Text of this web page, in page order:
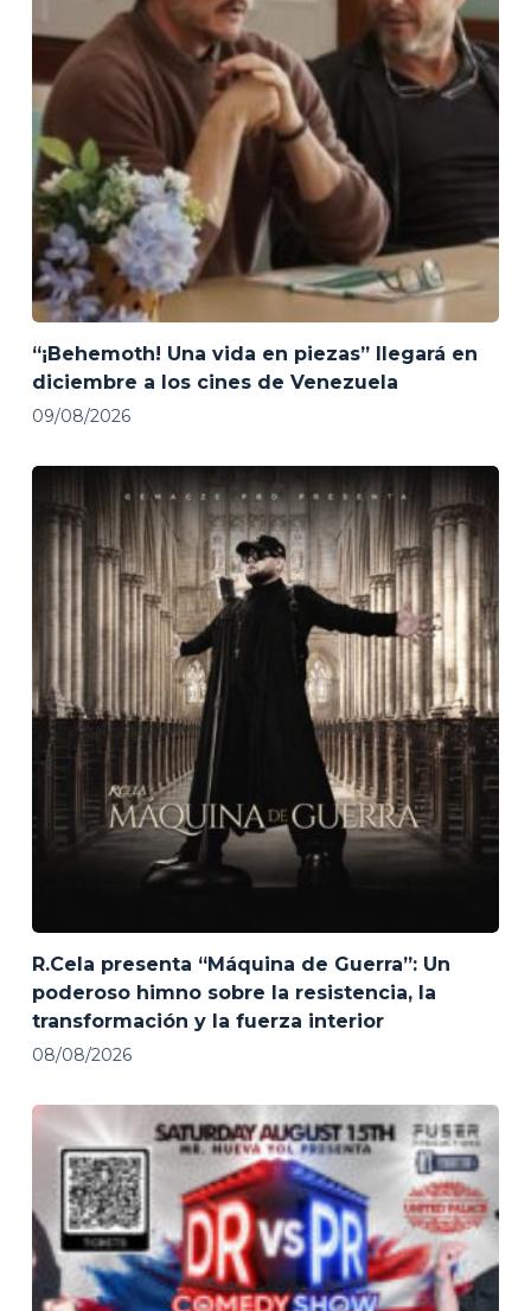
“¡Behemoth! Una vida en piezas” llegará en
diciembre a los cines de Venezuela
09/08/2026
R.Cela presenta “Máquina de Guerra”: Un
poderoso himno sobre la resistencia, la
transformación y la fuerza interior
08/08/2026